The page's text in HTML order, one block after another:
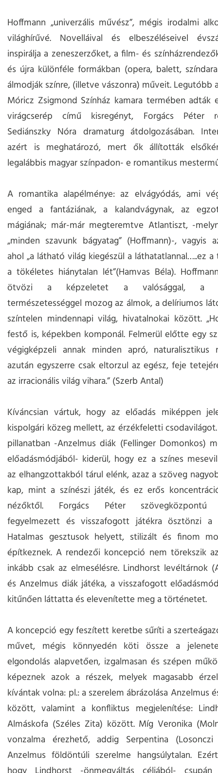
Hoffmann „univerzális művész”, mégis irodalmi
világhírűvé. Novelláival és elbeszéléseivel
inspirálja a zeneszerzőket, a film- és
és újra különféle formákban (opera, balett,
álmodják színre, (illetve vászonra) műveit. Legutóbb
Móricz Zsigmond Színház kamara termében adták
virágcserép című kisregényt, Forgács Péter
Sediánszky Nóra dramaturg átdolgozásában.
azért is meghatározó, mert ők állították
legalábbis magyar színpadon- e romantikus
A romantika alapélménye: az elvágyódás, ami
enged a fantáziának, a kalandvágynak, az
mágiának; már-már megteremtve Atlantiszt, -
„minden szavunk bágyatag” (Hoffmann)-, vagyis
ahol „a látható világ kiegészül a láthatatlannal…..ez a
a tökéletes hiánytalan lét”(Hamvas Béla).
ötvözi a képzeletet a valósággal, a
természetességgel mozog az álmok, a delíriumos
színtelen mindennapi világ, hivatalnokai között.
festő is, képekben komponál. Felmerül előtte egy
végigképzeli annak minden apró, naturalisztikus
azután egyszerre csak eltorzul az egész, feje
az irracionális világ vihara.” (Szerb Antal)
Kíváncsian vártuk, hogy az előadás miképpen
kispolgári közeg mellett, az érzékfeletti
pillanatban -Anzelmus diák (Fellinger Domonkos)
előadásmódjából- kiderül, hogy ez a színes
az elhangzottakból tárul elénk, azaz a szöveg
kap, mint a színészi játék, és ez erős
nézőktől. Forgács Péter szövegközpontú
fegyelmezett és visszafogott játékra ösztönzi a
Hatalmas gesztusok helyett, stilizált és finom
építkeznek. A rendezői koncepció nem törekszik
inkább csak az elmesélésre. Lindhorst levéltárnok
és Anzelmus diák játéka, a visszafogott
kitűnően láttatta és elevenítette meg a történetet.
A koncepció egy feszített keretbe sűríti a
művet, mégis könnyedén köti össze a
elgondolás alapvetően, izgalmasan és szépen
képeznek azok a részek, melyek magasabb
kívántak volna: pl.: a szerelem ábrázolása Anzelmus
között, valamint a konfliktus megjelenítése:
Almáskofa (Széles Zita) között. Míg Veronika
vonzalma érezhető, addig Serpentina
Anzelmus földöntúli szerelme hangsúlytalan.